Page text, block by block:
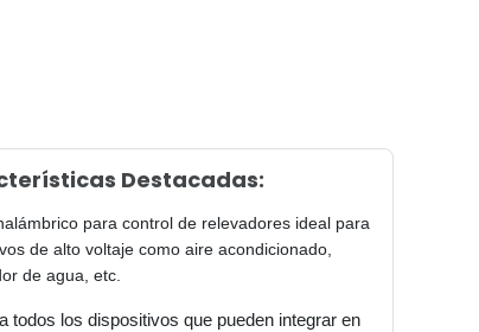
Destacadas:
para control de relevadores ideal para
de alto voltaje como aire acondicionado,
de agua, etc.
todos los dispositivos que pueden integrar en